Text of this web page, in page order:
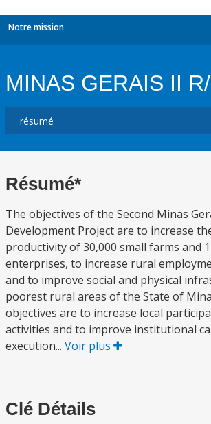
Notre mission
MINAS GERAIS II
Résumé*
The objectives of the Second Minas
Development Project are to increase
productivity of 30,000 small farms and
enterprises, to increase rural
and to improve social and physical
poorest rural areas of the State of
objectives are to increase local
activities and to improve institutional
execution... Voir plus
Clé Détails